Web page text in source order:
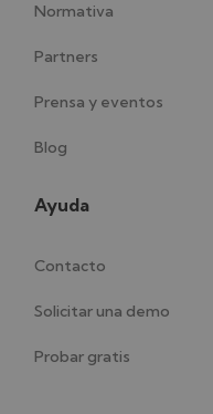
Normativa
Partners
Prensa y eventos
Blog
Ayuda
Contacto
Solicitar una demo
Probar gratis